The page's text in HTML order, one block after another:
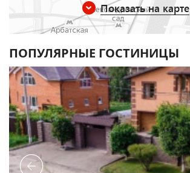
Показать на карте
ПОПУЛЯРНЫЕ ГОСТИНИЦЫ